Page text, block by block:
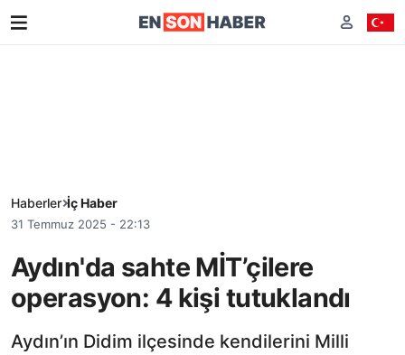
Haberler İç Haber
31 Temmuz 2025 - 22:13
Aydın'da sahte MİT’çilere
operasyon: 4 kişi tutuklandı
Aydın’ın Didim ilçesinde kendilerini Milli